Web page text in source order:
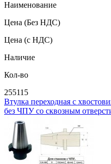
Наименование
Цена (Без НДС)
Цена (с НДС)
Наличие
Кол-во
255115
Втулка переходная с
без ЧПУ со сквозным